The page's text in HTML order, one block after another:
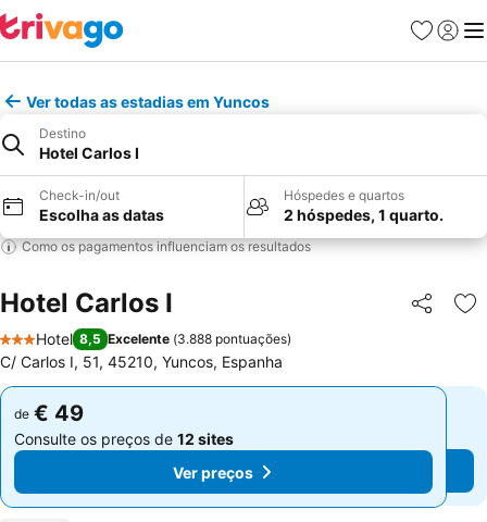
Favoritos
Iniciar
Ver todas as estadias em Yuncos
Destino
Hotel Carlos I
Check-in/out
Escolha as datas
Hóspedes e quartos
2 hóspedes, 1 quarto.
Como os pagamentos influenciam os resultados
Hotel Carlos I Partilhar
3 Estrelas
Hotel 8,5 Excelente (3.888 pontuações)
C/ Carlos I, 51, 45210, Yuncos, Espanha
de € 49
Consulte os preços de 12 sites
Ver preços
de € 49
Consulte os preços de 12 sites
Ver preços